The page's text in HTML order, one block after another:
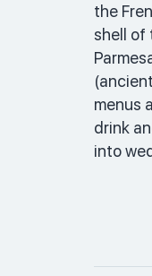
the
shell of
menus
drink
into